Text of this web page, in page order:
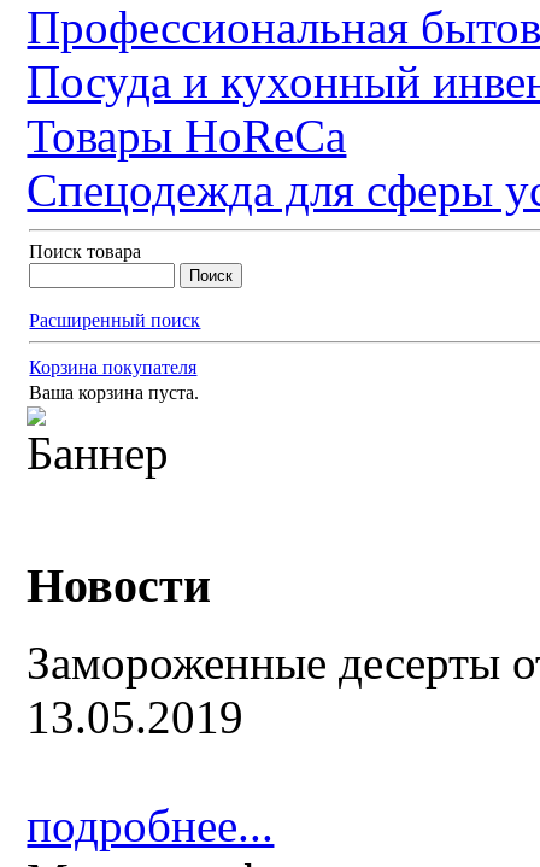
Профессиональная
Посуда и кухонный
Товары HoReCa
Спецодежда для сферы
Поиск товара
Расширенный поиск
Корзина покупателя
Ваша корзина пуста.
Новости
Замороженные десерты
13.05.2019
подробнее...